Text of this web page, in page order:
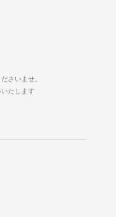
さいませ。
たします